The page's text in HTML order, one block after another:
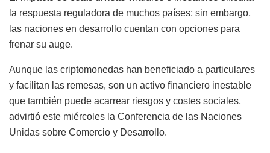
la respuesta reguladora de muchos países; sin embargo,
las naciones en desarrollo cuentan con opciones para
frenar su auge.
Aunque las criptomonedas han beneficiado a particulares
y facilitan las remesas, son un activo financiero inestable
que también puede acarrear riesgos y costes sociales,
advirtió este miércoles la Conferencia de las Naciones
Unidas sobre Comercio y Desarrollo.